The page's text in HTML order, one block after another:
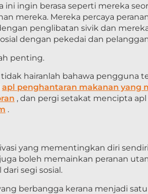
ini ingin berasa seperti mereka
mereka. Mereka percaya
penglibatan sivik dan
dengan pekedai dan
penting.
hairanlah bahawa pengguna
apl penghantaran makanan yang
, dan pergi setakat mencipta
.
yang mementingkan diri
boleh memainkan peranan
segi sosial.
berbangga kerana menjadi